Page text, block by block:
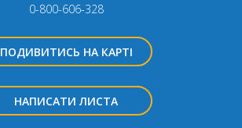
0-800-606-328
ПОДИВИТИСЬ НА КАРТІ
НАПИСАТИ ЛИСТА